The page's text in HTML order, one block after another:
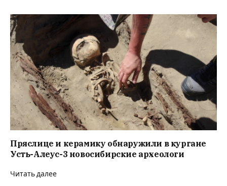
Пряслице и керамику обнаружили в кургане
Усть-Алеус-3 новосибирские археологи
Читать далее